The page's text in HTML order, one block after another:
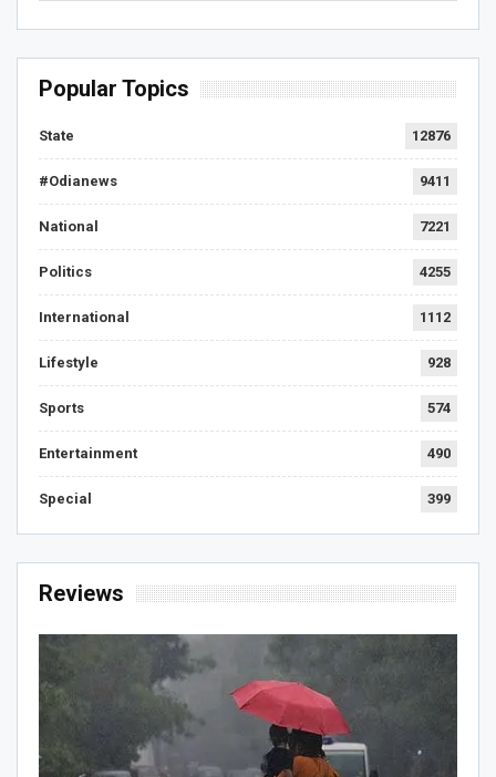
Popular Topics
State 12876
#Odianews 9411
National 7221
Politics 4255
International 1112
Lifestyle 928
Sports 574
Entertainment 490
Special 399
Reviews